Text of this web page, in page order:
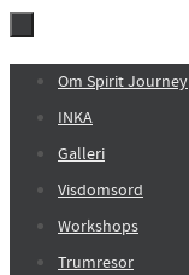
Hoppa
innehållet
Om Spirit Journey
INKA
Galleri
Visdomsord
Workshops
Trumresor